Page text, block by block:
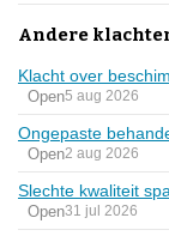
Andere
Klacht over
Open5 aug 2026
Ongepaste
Open2 aug 2026
Slechte kwaliteit
Open31 jul 2026